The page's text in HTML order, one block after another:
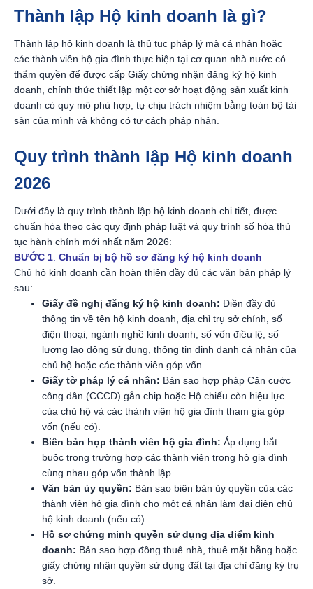
Thành lập Hộ kinh doanh là gì?
Thành lập hộ kinh doanh là thủ tục pháp lý mà cá nhân hoặc
các thành viên hộ gia đình thực hiện tại cơ quan nhà nước có
thẩm quyền để được cấp Giấy chứng nhận đăng ký hộ kinh
doanh, chính thức thiết lập một cơ sở hoạt động sản xuất kinh
doanh có quy mô phù hợp, tự chịu trách nhiệm bằng toàn bộ tài
sản của mình và không có tư cách pháp nhân.
Quy trình thành lập Hộ kinh doanh
2026
Dưới đây là quy trình thành lập hộ kinh doanh chi tiết, được
chuẩn hóa theo các quy định pháp luật và quy trình số hóa thủ
tục hành chính mới nhất năm 2026:
BƯỚC 1: Chuẩn bị bộ hồ sơ đăng ký hộ kinh doanh
Chủ hộ kinh doanh cần hoàn thiện đầy đủ các văn bản pháp lý
sau:
Giấy đề nghị đăng ký hộ kinh doanh: Điền đầy đủ
thông tin về tên hộ kinh doanh, địa chỉ trụ sở chính, số
điện thoại, ngành nghề kinh doanh, số vốn điều lệ, số
lượng lao động sử dụng, thông tin định danh cá nhân của
chủ hộ hoặc các thành viên góp vốn.
Giấy tờ pháp lý cá nhân: Bản sao hợp pháp Căn cước
công dân (CCCD) gắn chip hoặc Hộ chiếu còn hiệu lực
của chủ hộ và các thành viên hộ gia đình tham gia góp
vốn (nếu có).
Biên bản họp thành viên hộ gia đình: Áp dụng bắt
buộc trong trường hợp các thành viên trong hộ gia đình
cùng nhau góp vốn thành lập.
Văn bản ủy quyền: Bản sao biên bản ủy quyền của các
thành viên hộ gia đình cho một cá nhân làm đại diện chủ
hộ kinh doanh (nếu có).
Hồ sơ chứng minh quyền sử dụng địa điểm kinh
doanh: Bản sao hợp đồng thuê nhà, thuê mặt bằng hoặc
giấy chứng nhận quyền sử dụng đất tại địa chỉ đăng ký trụ
sở.